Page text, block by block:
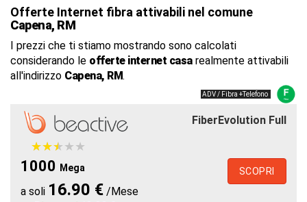
Offerte Internet fibra attivabili nel comune
Capena, RM
I prezzi che ti stiamo mostrando sono calcolati
considerando le offerte internet casarealmente attivabili
all'indirizzo Capena, RM.
ADV / Fibra +Telefono
FiberEvolution Full
★★★★★
★★★★★
1000 Mega
a soli 16.90 € /Mese
SCOPRI